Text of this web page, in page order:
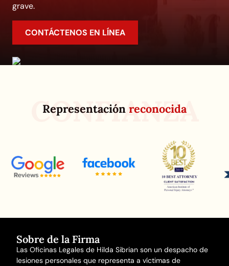
grave.
CONTÁCTENOS EN LÍNEA
Representación reconocida
CONFIANZA
Sobre de la Firma
Las Oficinas Legales de Hilda Sibrian son un despacho de
lesiones personales que representa a víctimas de